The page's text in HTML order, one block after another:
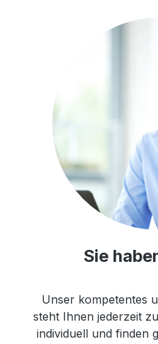
Sie
Unser kompetentes
steht Ihnen jederzeit
individuell und finden